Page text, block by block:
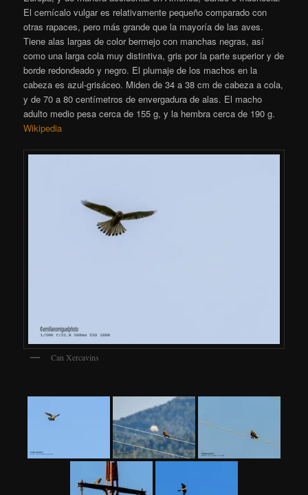
El cernícalo vulgar es relativamente pequeño comparado con
otras rapaces, pero más grande que la mayoría de las aves.
Tiene alas largas de color bermejo con manchas negras, así
como una larga cola muy distintiva, gris por la parte superior y de
borde redondeado y negro. El plumaje de los machos en la
cabeza es azul-grisáceo. Miden de 34 a 38 cm de cabeza a cola,
y de 70 a 80 centímetros de envergadura de alas. El macho
adulto medio pesa cerca de 155 g, y la hembra cerca de 190 g.
Wikipedia
Can Xercavins